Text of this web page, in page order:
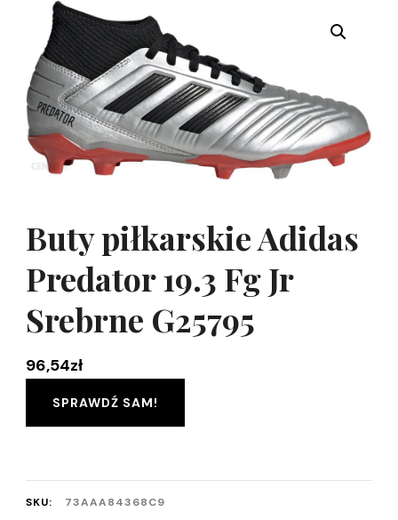
Buty piłkarskie Adidas
Predator 19.3 Fg Jr
Srebrne G25795
96,54zł
SPRAWDŹ SAM!
SKU:
73AAA84368C9